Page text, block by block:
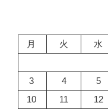
月
火 水
3
4 5
10
11 12